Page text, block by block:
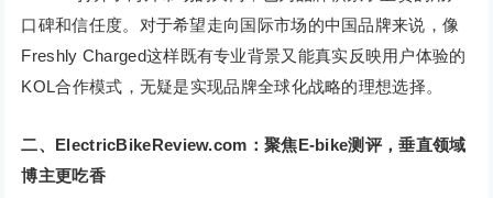
口碑和信任度。对于希望走向国际市场的中国品牌来说，像
Freshly Charged这样既有专业背景又能真实反映用户体验的
KOL合作模式，无疑是实现品牌全球化战略的理想选择。
二、ElectricBikeReview.com：聚焦E-bike测评，垂直领域
博主更吃香